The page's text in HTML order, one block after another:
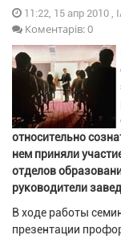
11:22, 15 апр 2010 ,
Коментарів: 0
относительно
нем приняли
отделов
руководители
В ходе работы
презентации